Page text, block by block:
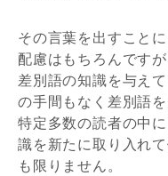
その言葉を出すこと
配慮はもちろんです
差別語の知識を与え
の手間もなく差別語
特定多数の読者の中
識を新たに取り入れ
も限りません。